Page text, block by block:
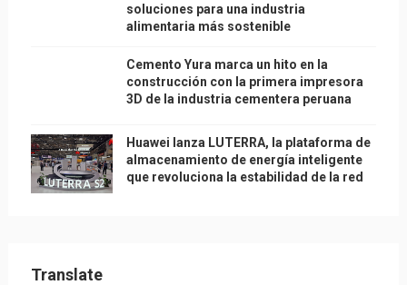
soluciones para una industria
alimentaria más sostenible
Cemento Yura marca un hito en la
construcción con la primera impresora
3D de la industria cementera peruana
Huawei lanza LUTERRA, la plataforma de
almacenamiento de energía inteligente
que revoluciona la estabilidad de la red
Translate